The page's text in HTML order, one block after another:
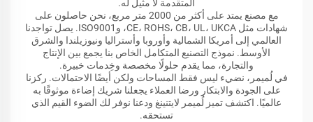
المتقدمة لا مثيل له.
مع مصنع يمتد على أكثر من 2000 متر مربع، نحن حاصلون على
شهادات مثل CE، ROHS، CB، UL، UKCA، وISO9001. يصل تواجدنا
العالمي إلى أمريكا الشمالية وأوروبا وأستراليا ونيوزيلندا والشرق
الأوسط. نموذج التصنيع المتكامل الخاص بنا يجمع بين الإنتاج
والتجارة، مما يقدم حلولًا مخصصة وخِدمات خبيرة.
في لُميمر، نضيء ليس فقط المساحات ولكن أيضًا الاحتمالات. ركزنا
على الجودة والابتكار ورضا العملاء يجعلنا شريك إضاءة موثوقًا به
عالميًا. اكتشف تميز لُميمر لايتنينغ ودعنا نوفر لك الضوء القيم الذي
تستحقه.